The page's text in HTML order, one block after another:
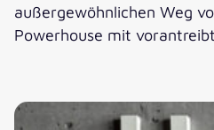
außergewöhnlichen Weg
Powerhouse mit